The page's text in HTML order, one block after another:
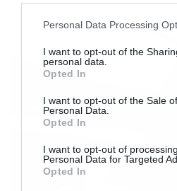
Please note that this website/app
not limited to your visit or usage
grant or deny consent to Google
use your data for below specified
consent section.
Personal Data Processing
I want to opt-out of the
personal data.
Opted In
I want to opt-out of the Sale
Personal Data.
Opted In
I want to opt-out of
Personal Data for Targeted
Opted In
πρώτης, μετά την επιστροφή
τηλεπαιχνιδιού από την
σηκώσει […]